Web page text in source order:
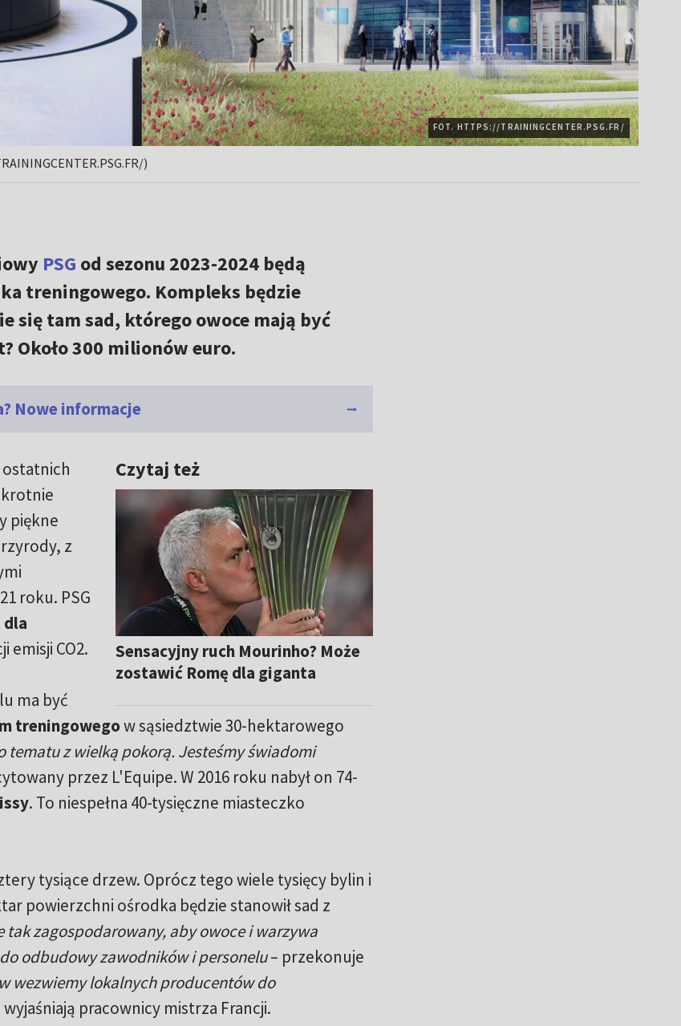
FOT. HTTPS://TRAININGCENTER.PSG.FR/
)
PSG od sezonu 2023-2024 będą
treningowego. Kompleks będzie
się tam sad, którego owoce mają być
Około 300 milionów euro.
Nowe informacje
Czytaj też
Sensacyjny ruch Mourinho? Może
zostawić Romę dla giganta
piękne
z
roku. PSG
emisji CO2.
ma być
treningowegow sąsiedztwie 30-hektarowego
tematu z wielką pokorą. Jesteśmy świadomi
przez L'Equipe. W 2016 roku nabył on 74-
. To niespełna 40-tysięczne miasteczko
tysiące drzew. Oprócz tego wiele tysięcy bylin i
powierzchni ośrodka będzie stanowił sad z
tak zagospodarowany, aby owoce i warzywa
odbudowy zawodników i personelu– przekonuje
wezwiemy lokalnych producentów do
pracownicy mistrza Francji.